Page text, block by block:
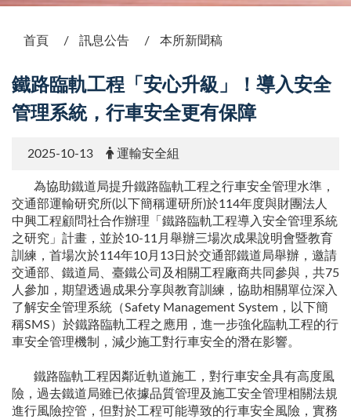
首頁 訊息公告 本所新聞稿
鐵路臨軌工程「安心升級」！導入安全
管理系統，行車安全更有保障
2025-10-13 運輸安全組
為協助鐵道局提升鐵路臨軌工程之行車安全管理水準，
交通部運輸研究所(以下簡稱運研所)於114年度與財團法人
中興工程顧問社合作辦理「鐵路臨軌工程導入安全管理系統
之研究」計畫，並於10-11月舉辦三場次成果說明會暨教育
訓練，首場次於114年10月13日於交通部鐵道局舉辦，邀請
交通部、鐵道局、臺鐵公司及相關工程廠商共同參與，共75
人參加，期望透過成果分享與教育訓練，協助相關單位深入
了解安全管理系統（Safety Management System，以下簡
稱SMS）於鐵路臨軌工程之應用，進一步強化臨軌工程的行
車安全管理機制，減少施工對行車安全的潛在影響。
鐵路臨軌工程因鄰近軌道施工，對行車安全具有高度風
險，過去鐵道局雖已依據品質管理及施工安全管理相關法規
進行風險控管，但對於工程可能導致的行車安全風險，實務